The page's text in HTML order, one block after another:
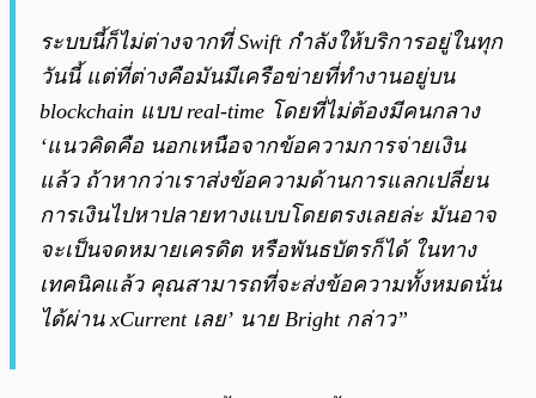
ระบบนี้ก็ไม่ต่างจากที่ Swift กำลังให้บริการอยู่ในทุก
วันนี้ แต่ที่ต่างคือมันมีเครือข่ายที่ทำงานอยู่บน
blockchain แบบ real-time โดยที่ไม่ต้องมีคนกลาง
‘แนวคิดคือ นอกเหนือจากข้อความการจ่ายเงิน
แล้ว ถ้าหากว่าเราส่งข้อความด้านการแลกเปลี่ยน
การเงินไปหาปลายทางแบบโดยตรงเลยล่ะ มันอาจ
จะเป็นจดหมายเครดิต หรือพันธบัตรก็ได้ ในทาง
เทคนิคแล้ว คุณสามารถที่จะส่งข้อความทั้งหมดนั่น
ได้ผ่าน xCurrent เลย’ นาย Bright กล่าว”